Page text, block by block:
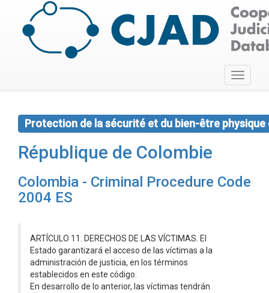
Toggle
Protection de la sécurité et du bien-être
République de Colombie
Colombia - Criminal Procedure Code
2004 ES
ARTÍCULO 11. DERECHOS DE LAS VÍCTIMAS. El
Estado garantizará el acceso de las víctimas a la
administración de justicia, en los términos
establecidos en este código.
En desarrollo de lo anterior, las víctimas tendrán